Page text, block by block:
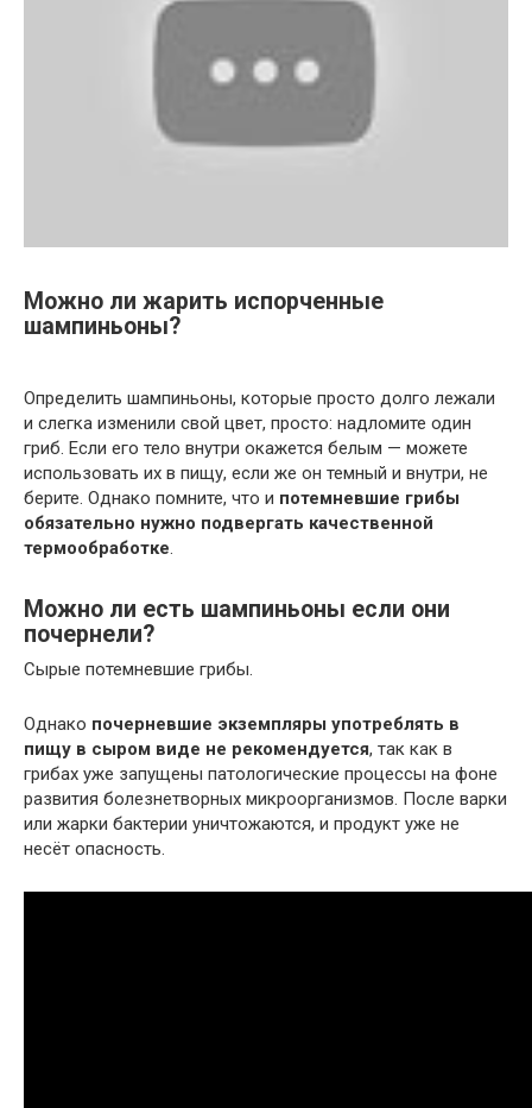
Можно ли жарить испорченные
шампиньоны?
Определить шампиньоны, которые просто долго лежали
и слегка изменили свой цвет, просто: надломите один
гриб. Если его тело внутри окажется белым — можете
использовать их в пищу, если же он темный и внутри, не
берите. Однако помните, что и потемневшие грибы
обязательно нужно подвергать качественной
термообработке.
Можно ли есть шампиньоны если они
почернели?
Сырые потемневшие грибы.
Однако почерневшие экземпляры употреблять в
пищу в сыром виде не рекомендуется, так как в
грибах уже запущены патологические процессы на фоне
развития болезнетворных микроорганизмов. После варки
или жарки бактерии уничтожаются, и продукт уже не
несёт опасность.